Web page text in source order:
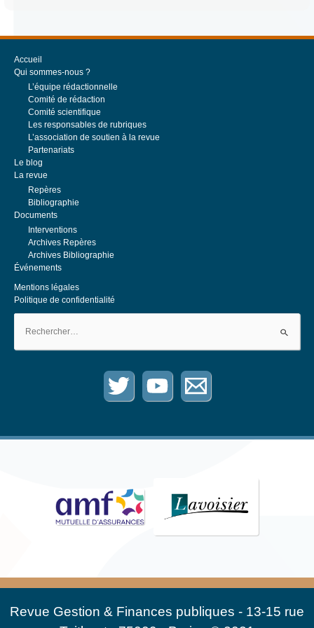
finances publiques En novembre 2025, les prix à la consommation
augmentent de 0,9 % sur un an Dans une note du...
PRIX DE THÈSE DE LA SOCIÉTÉ FRANÇAISE DES FINANCES
PUBLIQUES 2024
23 février 2024
Prix de thèse de la Société française de finances publiques Ce Prix
récompense une thèse de finances publiques. Les finances publiques
sont entendues dans leur acception la plus large :...
Accueil
Qui sommes-nous ?
L’équipe rédactionnelle
Comité de rédaction
Comité scientifique
Les responsables de rubriques
L’association de soutien à la revue
Partenariats
Le blog
La revue
Repères
Bibliographie
Documents
Interventions
Archives Repères
Archives Bibliographie
Événements
Mentions légales
Politique de confidentialité
Revue Gestion & Finances publiques - 13-15 rue